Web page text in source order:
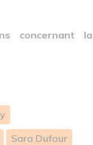
concernant la
Sara Dufour